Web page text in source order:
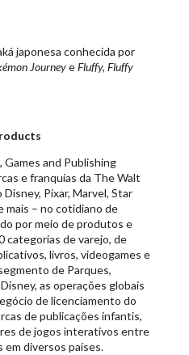
japonesa conhecida por
JourneyeFluffy, Fluffy
and Publishing
e franquias da The Walt
Pixar, Marvel, Star
mais – no cotidiano de
por meio de produtos e
categorias de varejo, de
livros, videogames e
de Parques,
as operações globais
de licenciamento do
de publicações infantis,
de jogos interativos entre
em diversos países.